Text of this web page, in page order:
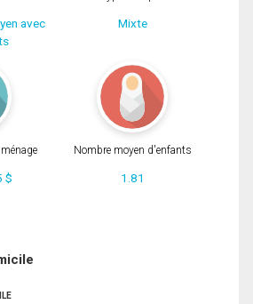
avec
Mixte
$
Nombre moyen d'enfants
1.81